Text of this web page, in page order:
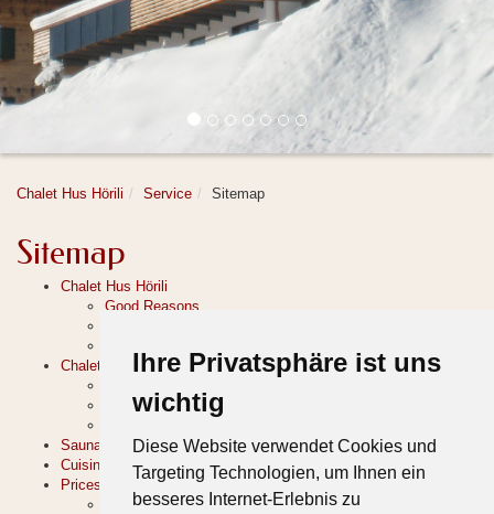
Ihre Privatsphäre ist uns
wichtig
Diese Website verwendet Cookies und
Targeting Technologien, um Ihnen ein
besseres Internet-Erlebnis zu
Chalet Hus Hörili Service Sitemap
Sitemap
Chalet Hus Hörili
Good Reasons
Chalets
Chalet Hörili for 2 persons
Sauna
Cuisine
Prices & Offers
Prices